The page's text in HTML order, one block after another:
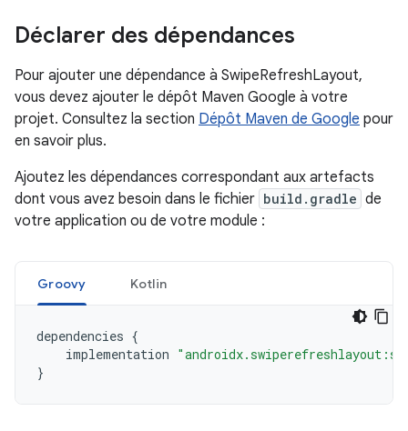
Déclarer des dépendances
Pour ajouter une dépendance à SwipeRefreshLayout,
vous devez ajouter le dépôt Maven Google à votre
projet. Consultez la section Dépôt Maven de Google pour
en savoir plus.
Ajoutez les dépendances correspondant aux artefacts
dont vous avez besoin dans le fichier build.gradle de
votre application ou de votre module :
Groovy Kotlin
dependencies {
implementation
}